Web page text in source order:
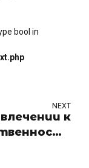
другому
bool in
NEXT
к